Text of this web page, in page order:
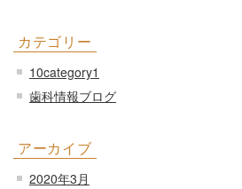
カテゴリー
10category1
歯科情報ブログ
アーカイブ
2020年3月